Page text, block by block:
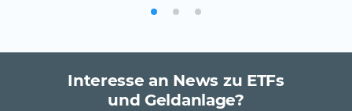
Interesse an News zu ETFs
und Geldanlage?